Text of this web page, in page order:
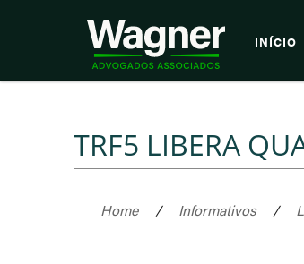
INÍCIO
TRF5 LIBERA
Home / Informativos /